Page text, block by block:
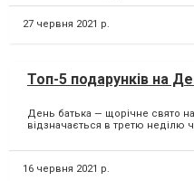
27 червня 2021 р.
Топ-5 подарунків на
День батька — щорічне свято на
відзначається в третю неділю
16 червня 2021 р.